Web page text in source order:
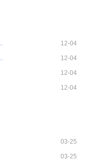
12-04
12-04
12-04
12-04
03-25
03-25